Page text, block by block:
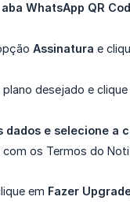
aba WhatsApp QR
Assinatura e
plano desejado e clique
dados e selecione a
com os Termos do
em Fazer